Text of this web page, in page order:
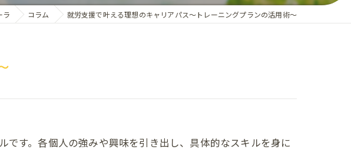
ラ コラム 就労支援で叶える理想のキャリアパス〜トレーニングプランの活用術〜
す。各個人の強みや興味を引き出し、具体的なスキルを身に